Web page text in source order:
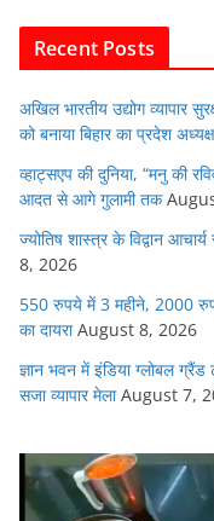
o
o
k
p
Recent Posts
अखिल भारतीय उद्योग व्यापार
को बनाया बिहार का प्रदेश अध्यक्ष
व्हाट्सएप की दुनिया, “मनु की
आदत से आगे गुलामी तक
ज्योतिष शास्त्र के विद्वान
8, 2026
550 रुपये में 3 महीने, 2000
का दायरा August 8, 2026
ज्ञान भवन में इंडिया ग्लोबल
सजा व्यापार मेला August 7,